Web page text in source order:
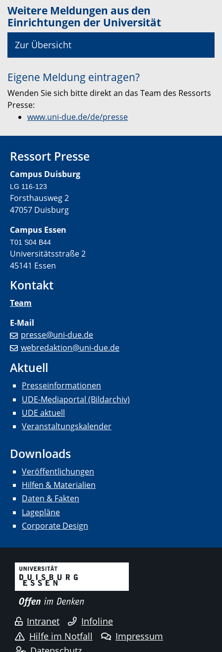
Weitere Meldungen aus den
Einrichtungen der Universität
Zur Übersicht
Eigene Meldung eintragen?
Wenden Sie sich bitte direkt an das Team des Ressorts
Presse:
www.uni-due.de/de/presse
Ressort Presse
Campus Duisburg
LG 116-123
Forsthausweg 2
47057 Duisburg
Campus Essen
T01 S04 B44
Universitätsstraße 2
45141 Essen
Kontakt
Team
E-Mail
presse@uni-due.de
webredaktion@uni-due.de
Aktuell
Presseinformationen
UDE-Mediaportal (Bildarchiv)
UDE aktuell
Veranstaltungskalender
Downloads
Veröffentlichungen
Hilfen & Materialien
Daten & Fakten
Lagepläne
Corporate Design
Intranet
Infoline
Hilfe im Notfall
Impressum